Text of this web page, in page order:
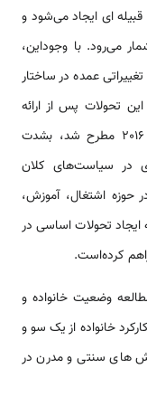
ای ایجاد می‌شود و
می‌رود. با وجوداین،
عمده در ساختار
تحولات پس از ارائه
چهارچوب سند چشم انداز 2030 که در سال 2016 مطرح شد، بشدت
در سیاست‌های کلان
اشتغال، آموزش،
تحولات اساسی در
کرده‌است.
وضعیت خانواده و
خانواده از یک سو و
های سنتی و مدرن در